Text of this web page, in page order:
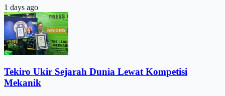
1 days ago
Tekiro Ukir Sejarah Dunia Lewat Kompetisi
Mekanik